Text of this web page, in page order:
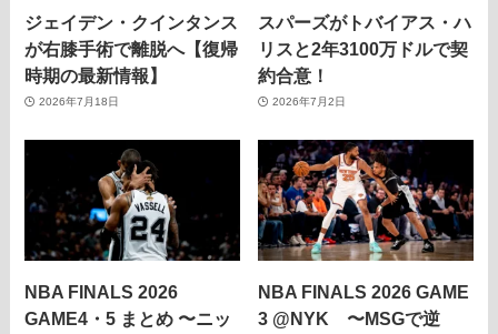
ジェイデン・クインタンス
が右膝手術で離脱へ【復帰
時期の最新情報】
2026年7月18日
スパーズがトバイアス・ハ
リスと2年3100万ドルで契
約合意！
2026年7月2日
NBA FINALS 2026
GAME4・5 まとめ 〜ニッ
NBA FINALS 2026 GAME
3 @NYK 〜MSGで逆